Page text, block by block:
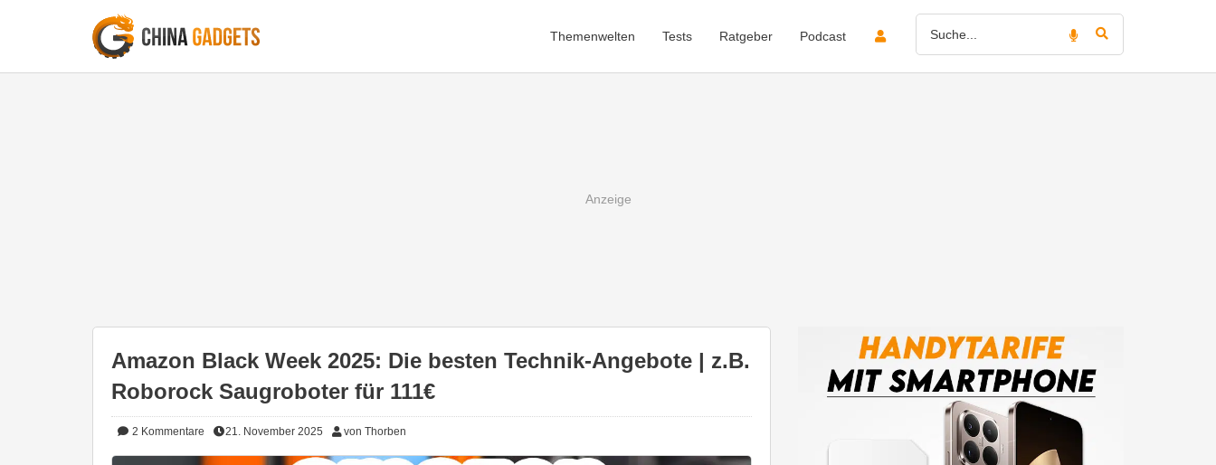
Themenwelten Tests Ratgeber Podcast
Amazon Black Week 2025: Die besten Technik-Angebote | z.B.
Roborock Saugroboter für 111€
2 Kommentare 21. November 2025 von Thorben